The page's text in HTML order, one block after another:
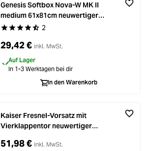
Durchschnittliche Bewertung von 4.5 von 5
2
Genesis Softbox Nova-W MK II
medium 61x81cm neuwertiger
Rückläufer
29,42 € inkl. MwSt.
Auf Lager
In 1-3 Werktagen bei dir
In den Warenkorb
Kaiser Fresnel-Vorsatz mit
Vierklappentor neuwertiger
51,98 € inkl. MwSt.